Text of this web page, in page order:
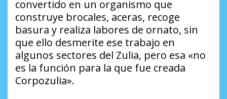
convertido en un organismo que
construye brocales, aceras, recoge
basura y realiza labores de ornato, sin
que ello desmerite ese trabajo en
algunos sectores del Zulia, pero esa «no
es la función para la que fue creada
Corpozulia».